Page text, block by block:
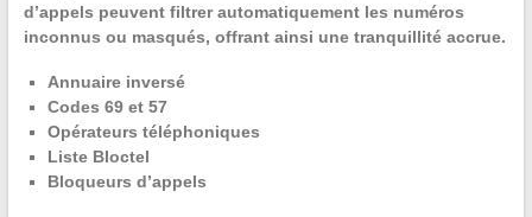
d’appels peuvent filtrer automatiquement les numéros
inconnus ou masqués, offrant ainsi une tranquillité accrue.
Annuaire inversé
Codes 69 et 57
Opérateurs téléphoniques
Liste Bloctel
Bloqueurs d’appels